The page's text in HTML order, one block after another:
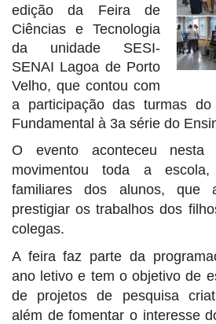
edição da Feira de
Ciências e Tecnologia
da unidade SESI-
SENAI Lagoa de Porto
Velho, que contou com
a participação das turmas
Fundamental à 3a série do
O evento aconteceu
movimentou toda a
familiares dos alunos, que
prestigiar os trabalhos dos
colegas.
A feira faz parte da
ano letivo e tem o objetivo de
de projetos de pesquisa
além de fomentar o interesse